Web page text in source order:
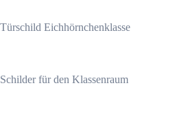
Türschild Eichhörnchenklasse
Schilder für den Klassenraum